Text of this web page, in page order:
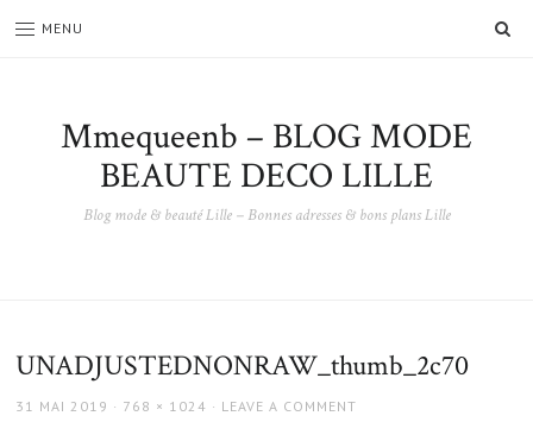
MENU
Mmequeenb – BLOG MODE
BEAUTE DECO LILLE
Blog mode & beauté Lille – Bonnes adresses & bons plans Lille
UNADJUSTEDNONRAW_thumb_2c70
POSTED
31 MAI 2019
FULL
768 × 1024 LEAVE A COMMENT